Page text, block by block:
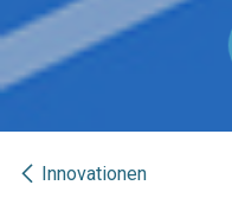
Innovationen